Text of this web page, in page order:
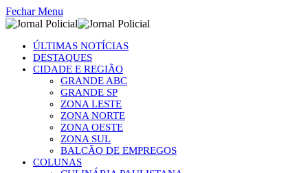
Fechar Menu
ÚLTIMAS NOTÍCIAS
DESTAQUES
CIDADE E REGIÃO
GRANDE ABC
GRANDE SP
ZONA LESTE
ZONA NORTE
ZONA OESTE
ZONA SUL
BALCÃO DE EMPREGOS
COLUNAS